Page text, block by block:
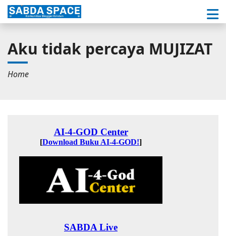
Aku tidak percaya MUJIZAT
Home